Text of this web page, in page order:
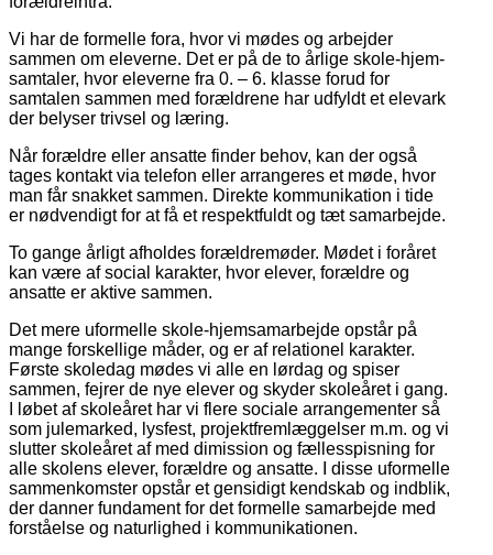
Vi har de formelle fora, hvor vi mødes og arbejder
sammen om eleverne. Det er på de to årlige skole-hjem-
samtaler, hvor eleverne fra 0. – 6. klasse forud for
samtalen sammen med forældrene har udfyldt et elevark
der belyser trivsel og læring.
Når forældre eller ansatte finder behov, kan der også
tages kontakt via telefon eller arrangeres et møde, hvor
man får snakket sammen. Direkte kommunikation i tide
er nødvendigt for at få et respektfuldt og tæt samarbejde.
To gange årligt afholdes forældremøder. Mødet i foråret
kan være af social karakter, hvor elever, forældre og
ansatte er aktive sammen.
Det mere uformelle skole-hjemsamarbejde opstår på
mange forskellige måder, og er af relationel karakter.
Første skoledag mødes vi alle en lørdag og spiser
sammen, fejrer de nye elever og skyder skoleåret i gang.
I løbet af skoleåret har vi flere sociale arrangementer så
som julemarked, lysfest, projektfremlæggelser m.m. og vi
slutter skoleåret af med dimission og fællesspisning for
alle skolens elever, forældre og ansatte. I disse uformelle
sammenkomster opstår et gensidigt kendskab og indblik,
der danner fundament for det formelle samarbejde med
forståelse og naturlighed i kommunikationen.